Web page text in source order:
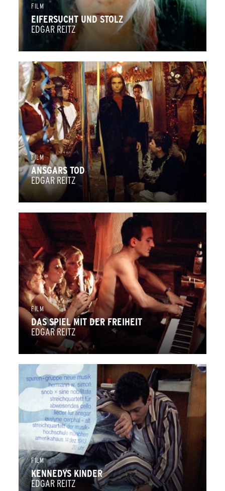
FILM
EIFERSUCHT UND STOLZ
EDGAR REITZ
FILM
ANSGARS TOD
EDGAR REITZ
FILM
DAS SPIEL MIT DER FREIHEIT
EDGAR REITZ
FILM
KENNEDYS KINDER
EDGAR REITZ